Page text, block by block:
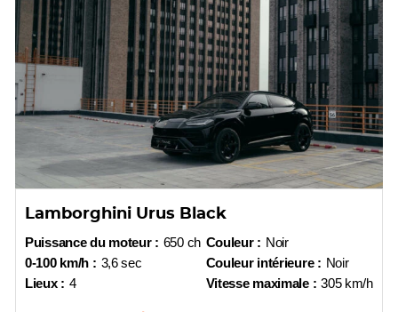
Lamborghini Urus Black
Puissance du moteur : 650 ch
0-100 km/h : 3,6 sec
Lieux : 4
Couleur : Noir
Couleur intérieure : Noir
Vitesse maximale : 305 km/h